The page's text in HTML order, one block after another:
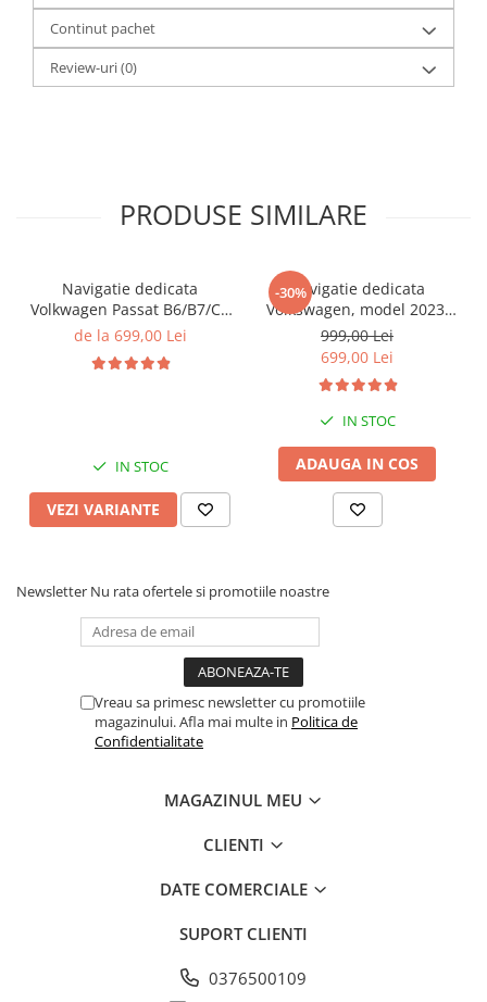
Continut pachet
Review-uri(0)
PRODUSE SIMILARE
Navigatie dedicata
Volkwagen Passat B6/B7/CC
Gri, 4GB RAM 64GB ROM,
Display QLED 10", DSP,
de la 699,00 Lei
IN STOC
VEZI VARIANTE
-30%Navigatie dedicata
Volkswagen, model 2023,
4GB RAM 64GB ROM,
Quadcore, Android 14,
Display QLED 7", DSP,
Carplay&Android Auto,
Suport camere AHD
999,00 Lei
699,00 Lei
IN STOC
ADAUGA IN COS
Newsletter Nu rata ofertele si promotiile noastre
Vreau sa primesc newsletter cu promotiile
magazinului. Afla mai multe in Politica de
Confidentialitate
MAGAZINUL MEU
CLIENTI
DATE COMERCIALE
SUPORT CLIENTI
0376500109